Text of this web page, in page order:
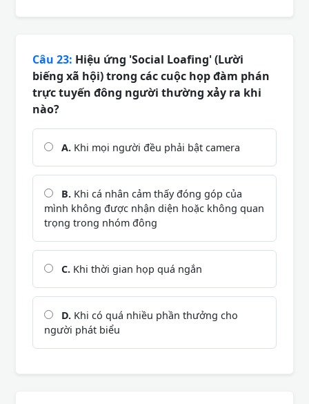
Câu 23: Hiệu ứng 'Social Loafing' (Lười
biếng xã hội) trong các cuộc họp đàm phán
trực tuyến đông người thường xảy ra khi
nào?
A. Khi mọi người đều phải bật camera
B. Khi cá nhân cảm thấy đóng góp của
mình không được nhận diện hoặc không quan
trọng trong nhóm đông
C. Khi thời gian họp quá ngắn
D. Khi có quá nhiều phần thưởng cho
người phát biểu